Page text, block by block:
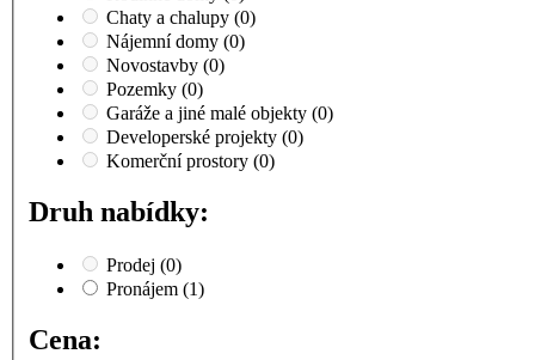
Chaty a chalupy (0)
Nájemní domy (0)
Novostavby (0)
Pozemky (0)
Garáže a jiné malé objekty (0)
Developerské projekty (0)
Komerční prostory (0)
Druh nabídky:
Prodej (0)
Pronájem (1)
Cena: